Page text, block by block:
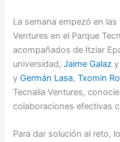
La semana empezó en
Ventures en el Parque
acompañados de Itziar
universidad,Jaime Galaz
yGermán Lasa, Txomin
Tecnalia Ventures,
colaboraciones efectivas
Para dar solución al reto,